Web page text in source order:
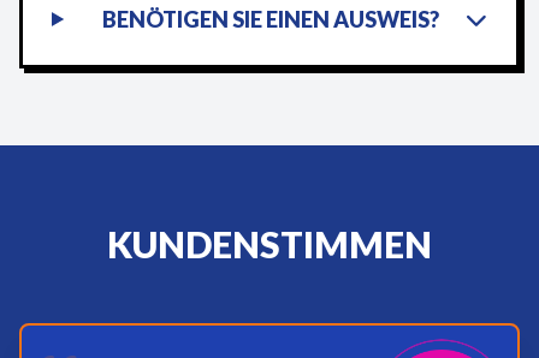
BENÖTIGEN SIE EINEN AUSWEIS?
KUNDENSTIMMEN